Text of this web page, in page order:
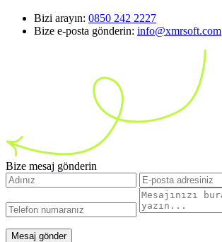
Bizi arayın: 0850 242 2227
Bize e-posta gönderin: info@xmrsoft.com
Bize mesaj gönderin
Mesaj gönder